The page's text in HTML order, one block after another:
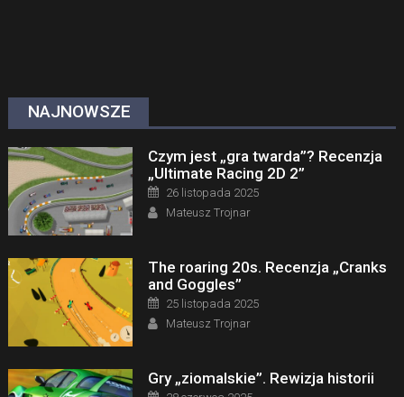
NAJNOWSZE
Czym jest „gra twarda”? Recenzja
„Ultimate Racing 2D 2”
Posted on
26 listopada 2025
Author
Mateusz Trojnar
The roaring 20s. Recenzja „Cranks
and Goggles”
Posted on
25 listopada 2025
Author
Mateusz Trojnar
Gry „ziomalskie”. Rewizja historii
Posted on